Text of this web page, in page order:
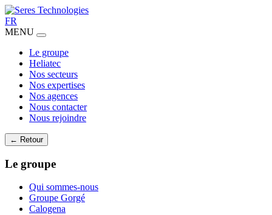
FR
MENU
Le groupe
Heliatec
Nos secteurs
Nos expertises
Nos agences
Nous contacter
Nous rejoindre
← Retour
Le groupe
Qui sommes-nous
Groupe Gorgé
Calogena